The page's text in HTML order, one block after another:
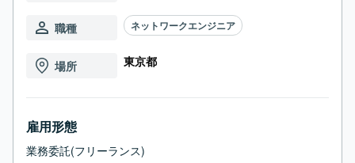
職種 ネットワークエンジニア
場所 東京都
雇用形態
業務委託(フリーランス)